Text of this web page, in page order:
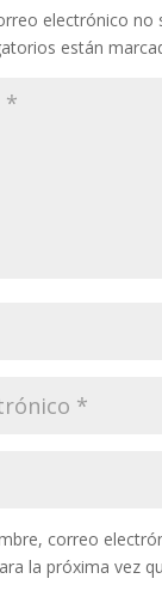
electrónico no
están
correo
la próxima vez